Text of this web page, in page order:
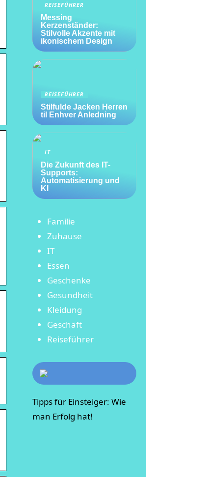
REISEFÜHRER
Messing
Kerzenständer:
Stilvolle Akzente mit
ikonischem Design
REISEFÜHRER
Stilfulde Jacken Herren
til Enhver Anledning
IT
Die Zukunft des IT-
Supports:
Automatisierung und
KI
Familie
Zuhause
IT
Essen
Geschenke
Gesundheit
Kleidung
Geschäft
Reiseführer
Tipps für Einsteiger: Wie
man Erfolg hat!